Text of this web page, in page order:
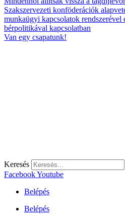
Szakszervezeti konföderációk
munkaügyi kapcsolatok rendszerével
bérpolitikával kapcsolatban
Van egy csapatunk!
Keresés
FacebookYoutube
Belépés
Belépés